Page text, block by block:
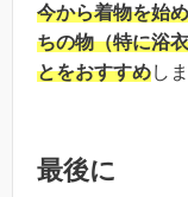
今から着物を始
ちの物（特に浴
とをおすすめし
最後に